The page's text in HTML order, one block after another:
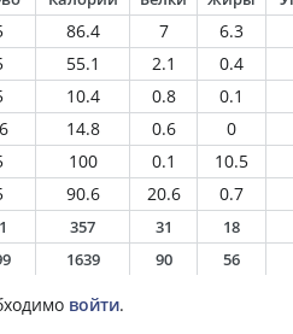
86.4 7 6.3
55.1 2.1 0.4
10.4 0.8 0.1
14.8 0.6 0
100 0.1 10.5
90.6 20.6 0.7
357 31 18
1639 90 56
войти.